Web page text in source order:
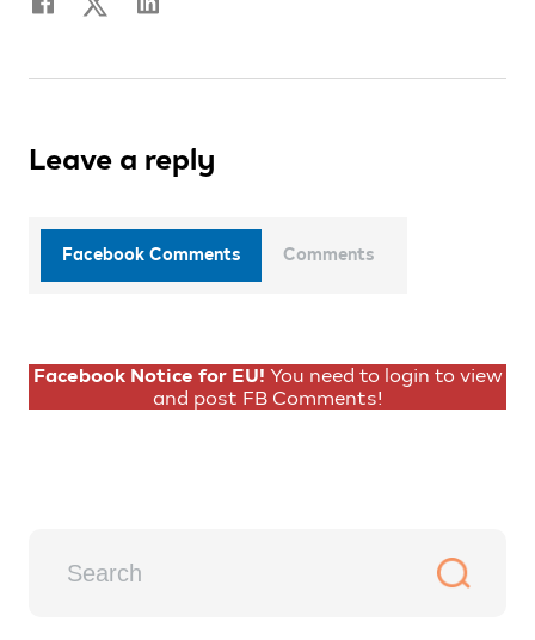
Leave a reply
Facebook Comments Comments
Facebook Notice for EU! You need to login to view
and post FB Comments!